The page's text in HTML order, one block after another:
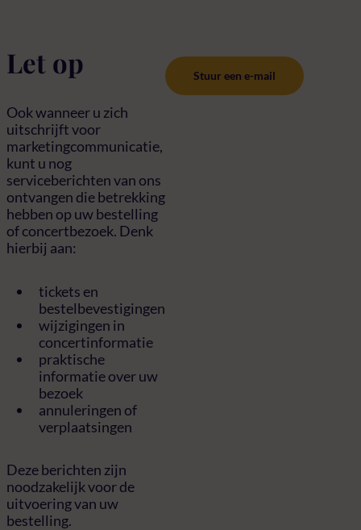
Let op
Ook wanneer u zich
uitschrijft voor
marketingcommunicatie,
kunt u nog
serviceberichten van ons
ontvangen die betrekking
hebben op uw bestelling
of concertbezoek. Denk
hierbij aan:
tickets en
bestelbevestigingen
wijzigingen in
concertinformatie
praktische
informatie over uw
bezoek
annuleringen of
verplaatsingen
Deze berichten zijn
noodzakelijk voor de
uitvoering van uw
bestelling.
Stuur een e-mail